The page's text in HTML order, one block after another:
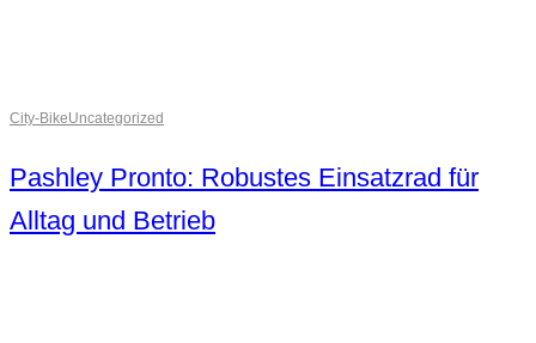
City-BikeUncategorized
Pashley Pronto: Robustes Einsatzrad für
Alltag und Betrieb